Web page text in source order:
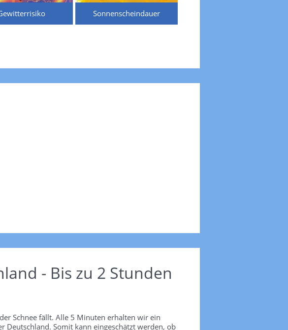
Sonnenscheindauer
- Bis zu 2 Stunden
Schnee fällt. Alle 5 Minuten erhalten wir ein
Deutschland. Somit kann eingeschätzt werden, ob